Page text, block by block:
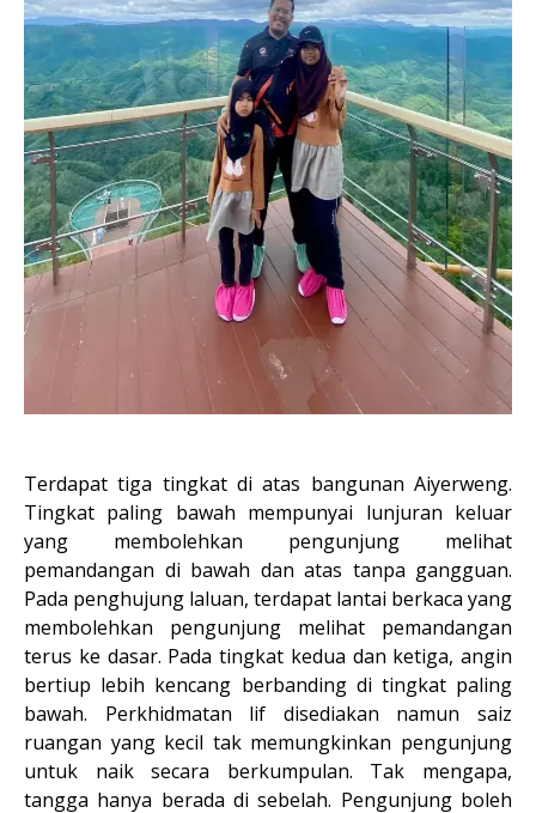
Terdapat tiga tingkat di atas bangunan Aiyerweng.
Tingkat paling bawah mempunyai lunjuran keluar
yang membolehkan pengunjung melihat
pemandangan di bawah dan atas tanpa gangguan.
Pada penghujung laluan, terdapat lantai berkaca yang
membolehkan pengunjung melihat pemandangan
terus ke dasar. Pada tingkat kedua dan ketiga, angin
bertiup lebih kencang berbanding di tingkat paling
bawah. Perkhidmatan lif disediakan namun saiz
ruangan yang kecil tak memungkinkan pengunjung
untuk naik secara berkumpulan. Tak mengapa,
tangga hanya berada di sebelah. Pengunjung boleh